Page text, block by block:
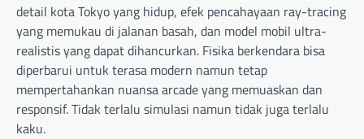
detail kota Tokyo yang hidup, efek pencahayaan ray-tracing
yang memukau di jalanan basah, dan model mobil ultra-
realistis yang dapat dihancurkan. Fisika berkendara bisa
diperbarui untuk terasa modern namun tetap
mempertahankan nuansa arcade yang memuaskan dan
responsif. Tidak terlalu simulasi namun tidak juga terlalu
kaku.